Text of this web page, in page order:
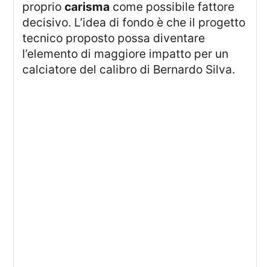
propriocarisma come possibile fattore
decisivo. L’idea di fondo è che il progetto
tecnico proposto possa diventare
l’elemento di maggiore impatto per un
calciatore del calibro di Bernardo Silva.